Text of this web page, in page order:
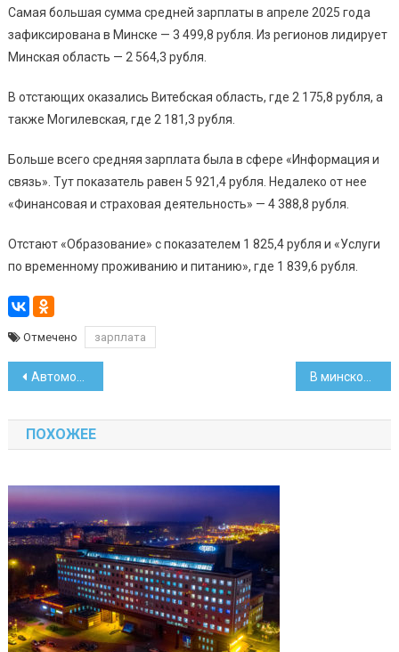
Самая большая сумма средней зарплаты в апреле 2025 года
зафиксирована в Минске — 3 499,8 рубля. Из регионов лидирует
Минская область — 2 564,3 рубля.
В отстающих оказались Витебская область, где 2 175,8 рубля, а
также Могилевская, где 2 181,3 рубля.
Больше всего средняя зарплата была в сфере «Информация и
связь». Тут показатель равен 5 921,4 рубля. Недалеко от нее
«Финансовая и страховая деятельность» — 4 388,8 рубля.
Отстают «Образование» с показателем 1 825,4 рубля и «Услуги
по временному проживанию и питанию», где 1 839,6 рубля.
Отмечено зарплата
Навигация
по
записям
Автомобильные парковки будут работать по новым правилам
ПОХОЖЕЕ